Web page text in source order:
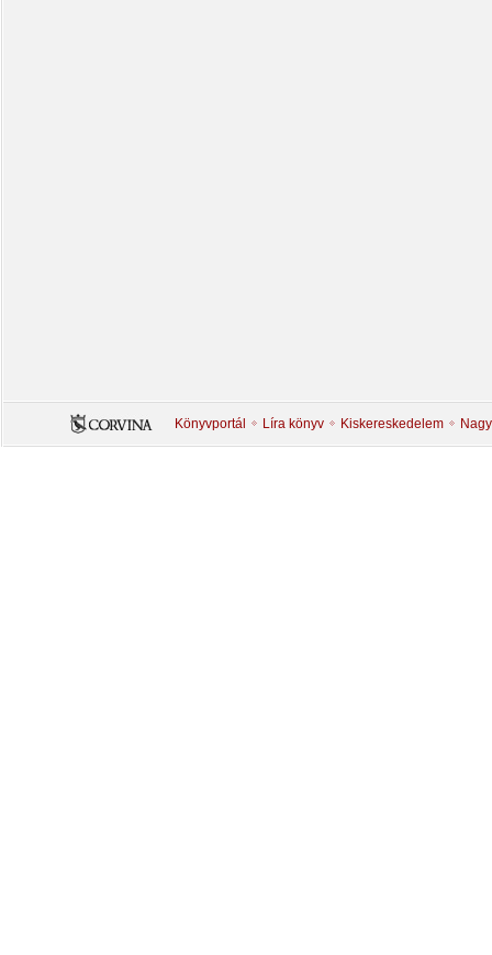
Könyvportál Líra könyv Kiskereskedelem